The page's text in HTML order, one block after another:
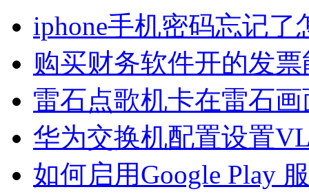
iphone手机密码忘记了
购买财务软件开的发
雷石点歌机卡在雷石
华为交换机配置设置
如何启用Google Play